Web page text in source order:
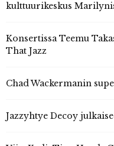
kulttuurikeskus
Konsertissa Teemu
That Jazz
Chad Wackermanin
Jazzyhtye Decoy